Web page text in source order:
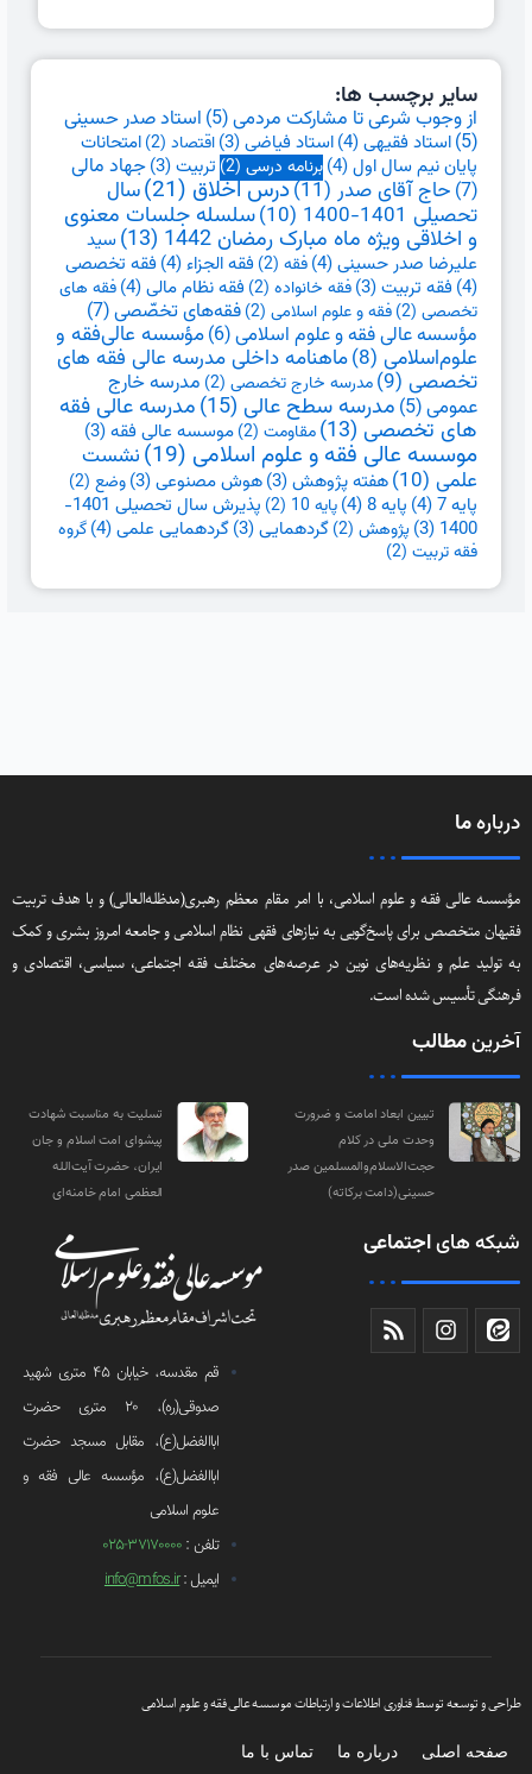
سایر برچسب ها:
از وجوب شرعی تا مشارکت مردمی(5)
استاد صدر حسینی
(5)
استاد فقیهی(4) استاد فیاضی(3) اقتصاد (2)
امتحانات
پایان نیم سال اول(4) برنامه درسی (2) تربیت(3)
جهاد مالی
(7)
حاج آقای صدر (11) درس اخلاق (21) سال
تحصیلی 1401-1400 (10) سلسله جلسات معنوی
و اخلاقی ویژه ماه مبارک رمضان 1442 (13)
سید
علیرضا صدر حسینی(4) فقه (2) فقه الجزاء(4)
فقه تخصصی
(4)
فقه تربیت(3) فقه خانواده (2) فقه نظام مالی(4)
فقه های
تخصصی (2) فقه و علوم اسلامی (2) فقه‌های تخصّصی(7)
مؤسسه عالی فقه و علوم اسلامی(6) مؤسسه عالی‌فقه و
علوم‌اسلامی (8) ماهنامه داخلی مدرسه عالی فقه های
تخصصی (9) مدرسه خارج تخصصی (2)
مدرسه خارج
عمومی(5) مدرسه سطح عالی (15) مدرسه عالی فقه
های تخصصی (13) مقاومت (2) موسسه عالی فقه(3)
موسسه عالی فقه و علوم اسلامی (19) نشست
علمی (10) هفته پژوهش(3) هوش مصنوعی(3) وضع (2)
پایه 7 (4) پایه 8 (4) پایه 10 (2)
پذیرش سال تحصیلی 1401-
1400
(3) پژوهش (2) گردهمایی(3) گردهمایی علمی(4)
گروه
فقه تربیت (2)
دربارهما
مؤسسه عالی فقه و علوم اسلامی، با امر مقام معظم رهبری(مد‌ظله‌العالی) و با هدف تربیت
فقیهان متخصص برای پاسخ‌گویی به نیازهای فقهی نظام اسلامی و جامعه امروز بشری و کمک
به تولید علم و نظریه‌های نوین در عرصه‌های مختلف فقه اجتماعی‌، سیاسی‌، اقتصادی و
فرهنگی تأسیس شده است.
آخرینمطالب
تبیین ابعاد امامت و ضرورت
وحدت ملی در کلام
حجت‌الاسلام‌والمسلمین صدر
حسینی(دامت‌ برکاته)
تسلیت به مناسبت شهادت
پیشوای امت اسلام و جان
ایران، حضرت آیت‌الله
العظمی امام خامنه‌ای
شبکه هایاجتماعی
قم مقدسه، خیابان 45 متری شهید
صدوقی(ره)، 20 متری حضرت
اباالفضل(ع)، مقابل مسجد حضرت
اباالفضل(ع)، مؤسسه عالی فقه و
علوم اسلامی
تلفن : 37170000-025
ایمیل :info@mfos.ir
طراحی و توسعه توسط فناوری اطلاعات و ارتباطات موسسه عالی فقه و علوم اسلامی
صفحه اصلی درباره ما تماس با ما